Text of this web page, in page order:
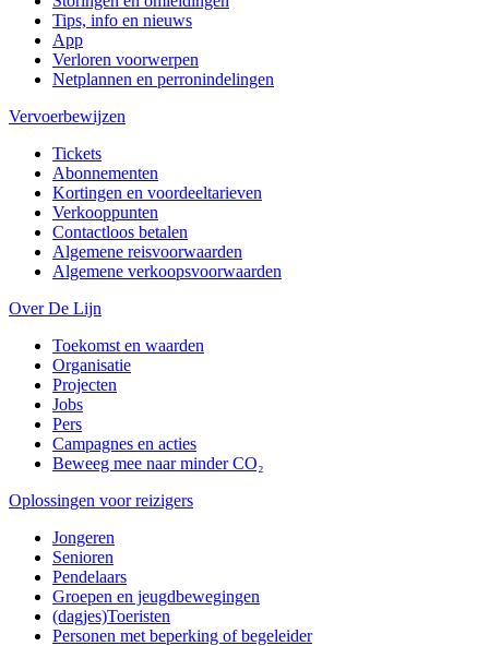
Tips, info en nieuws
App
Verloren voorwerpen
Netplannen en perronindelingen
Vervoerbewijzen
Tickets
Abonnementen
Kortingen en voordeeltarieven
Verkooppunten
Contactloos betalen
Algemene reisvoorwaarden
Algemene verkoopsvoorwaarden
Over De Lijn
Toekomst en waarden
Organisatie
Projecten
Jobs
Pers
Campagnes en acties
Beweeg mee naar minder CO₂
Oplossingen voor reizigers
Jongeren
Senioren
Pendelaars
Groepen en jeugdbewegingen
(dagjes)Toeristen
Personen met beperking of begeleider